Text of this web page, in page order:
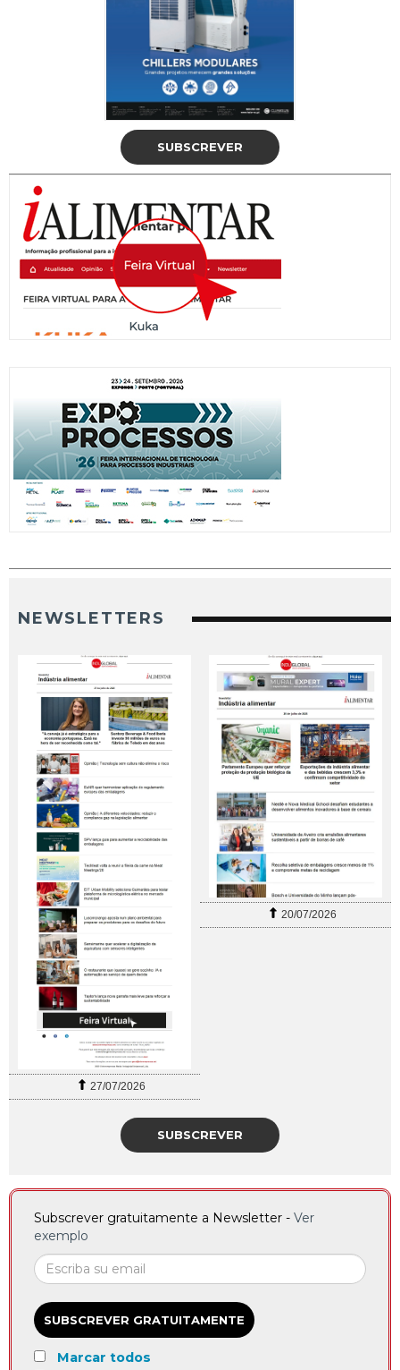
SUBSCREVER
NEWSLETTERS
27/07/2026
20/07/2026
SUBSCREVER
Subscrever gratuitamente a Newsletter - Ver
exemplo
SUBSCREVER GRATUITAMENTE
Marcar todos